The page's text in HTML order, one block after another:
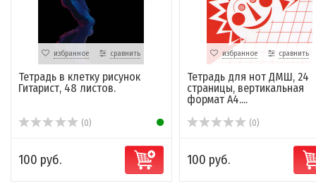
избранное сравнить
Тетрадь в клетку рисунок
Гитарист, 48 листов.
(0)
100 руб.
избранное сравнить
Тетрадь для нот ДМШ, 24
страницы, вертикальная
формат А4....
(0)
100 руб.